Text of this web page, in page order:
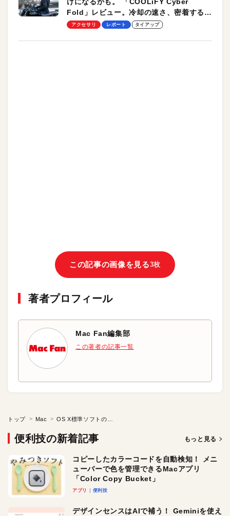
けになるかも。 「COOLiFY Cyber
Fold」レビュー。冷却の速さ、密着する冷
却プレート、シンプルな操作性がグッド！
アクセサリ レポート タイアップ
この記事の画像を見る3枚
著者プロフィール
Mac Fan編集部
この著者の記事一覧
トップ Mac
便利技の新着記事 もっと見る
コピーしたカラーコードを自動検知！ メニ
ューバーで色を管理できるMacアプリ
「Color Copy Bucket」
アプリ 便利技
デザインセンスはAIで補う！ Geminiを使え